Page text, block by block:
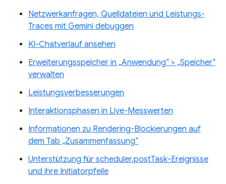
Netzwerkanfragen, Quelldateien und Leistungs-
Traces mit Gemini debuggen
KI-Chatverlauf ansehen
Erweiterungsspeicher in „Anwendung“ > „Speicher“
verwalten
Leistungsverbesserungen
Interaktionsphasen in Live-Messwerten
Informationen zu Rendering-Blockierungen auf
dem Tab „Zusammenfassung“
Unterstützung für scheduler.postTask-Ereignisse
und ihre Initiatorpfeile